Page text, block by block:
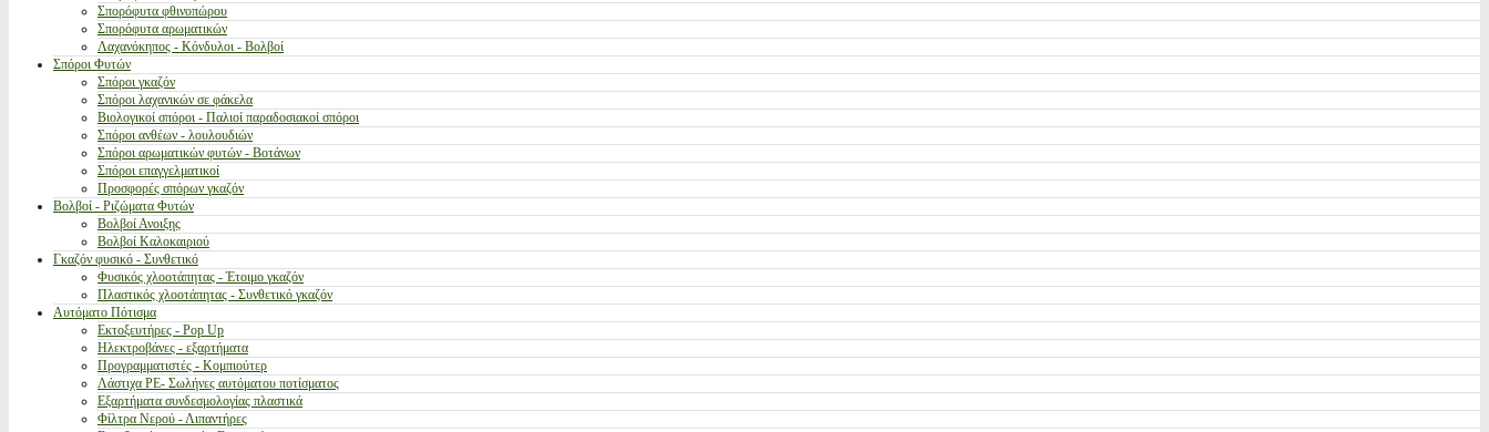
Σπορόφυτα φθινοπώρου
Σπορόφυτα αρωματικών
Λαχανόκηπος - Κόνδυλοι - Βολβοί
Σπόροι Φυτών
Σπόροι γκαζόν
Σπόροι λαχανικών σε φάκελα
Βιολογικοί σπόροι - Παλιοί παραδοσιακοί σπόροι
Σπόροι ανθέων - λουλουδιών
Σπόροι αρωματικών φυτών - Βοτάνων
Σπόροι επαγγελματικοί
Προσφορές σπόρων γκαζόν
Βολβοί - Ριζώματα Φυτών
Βολβοί Ανοιξης
Βολβοί Καλοκαιριού
Γκαζόν φυσικό - Συνθετικό
Φυσικός χλοοτάπητας - Έτοιμο γκαζόν
Πλαστικός χλοοτάπητας - Συνθετικό γκαζόν
Αυτόματο Πότισμα
Εκτοξευτήρες - Pop Up
Ηλεκτροβάνες - εξαρτήματα
Προγραμματιστές - Κομπιούτερ
Λάστιχα PE- Σωλήνες αυτόματου ποτίσματος
Εξαρτήματα συνδεσμολογίας πλαστικά
Φίλτρα Νερού - Λιπαντήρες